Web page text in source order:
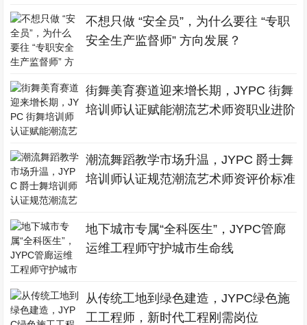
不想只做 “安全员”，为什么要往 “专职
安全生产监督师” 方向发展？
街舞美育赛道迎来增长期，JYPC 街舞
培训师认证赋能潮流艺术师资职业进阶
潮流舞蹈教学市场升温，JYPC 爵士舞
培训师认证规范潮流艺术师资评价标准
地下城市专属“全科医生”，JYPC管廊
运维工程师守护城市生命线
从传统工地到绿色建造，JYPC绿色施
工工程师，新时代工程刚需岗位